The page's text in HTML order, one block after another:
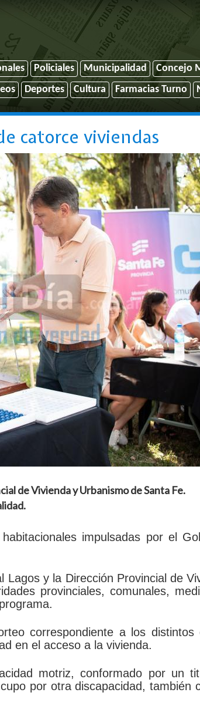
Policiales Municipalidad Concejo
Deportes Cultura Farmacias Turno
catorce viviendas
de Vivienda y Urbanismo de Santa Fe.
impulsadas por el
y la Dirección Provincial de
provinciales, comunales,
correspondiente a los distintos
en el acceso a la vivienda.
motriz, conformado por un
por otra discapacidad, también